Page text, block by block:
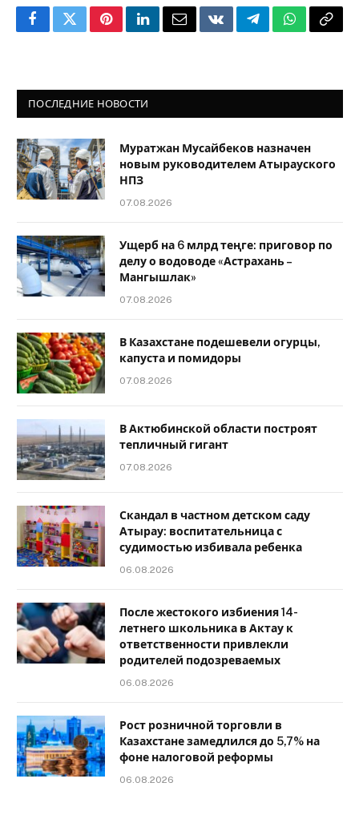
FacebookTwitterPinterestLinkedInEmailVKontakteTelegramWhatsApp
Copy
ПОСЛЕДНИЕ НОВОСТИ
Муратжан Мусайбеков назначен
новым руководителем Атырауского
НПЗ
07.08.2026
Ущерб на 6 млрд теңге: приговор по
делу о водоводе «Астрахань –
Мангышлак»
07.08.2026
В Казахстане подешевели огурцы,
капуста и помидоры
07.08.2026
В Актюбинской области построят
тепличный гигант
07.08.2026
Скандал в частном детском саду
Атырау: воспитательница с
судимостью избивала ребенка
06.08.2026
После жестокого избиения 14-
летнего школьника в Актау к
ответственности привлекли
родителей подозреваемых
06.08.2026
Рост розничной торговли в
Казахстане замедлился до 5,7% на
фоне налоговой реформы
06.08.2026